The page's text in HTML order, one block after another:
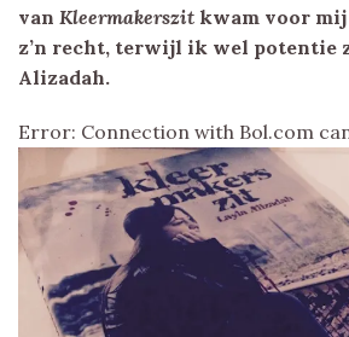
van Kleermakerszit kwam voor
z’n recht, terwijl ik wel potentie
Alizadah.
Error: Connection with Bol.com